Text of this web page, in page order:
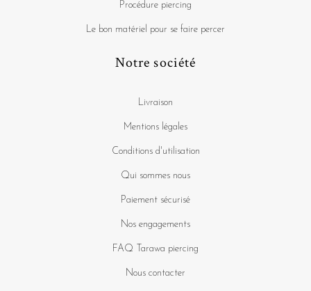
Procédure piercing
Le bon matériel pour se faire percer
Notre société
Livraison
Mentions légales
Conditions d'utilisation
Qui sommes nous
Paiement sécurisé
Nos engagements
FAQ Tarawa piercing
Nous contacter